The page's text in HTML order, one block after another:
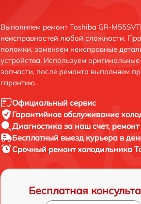
Выполняем ремонт Toshiba GR-
неисправностей любой сложности.
поломки, заменяем неисправные
устройства. Используем
запчасти, после ремонта выполняем
гарантию.
Официальный сервис
Гарантийное обслуживание
Диагностика за наш счет,
Бесплатный выезд курьера в
Срочный ремонтхолодильника
Бесплатная